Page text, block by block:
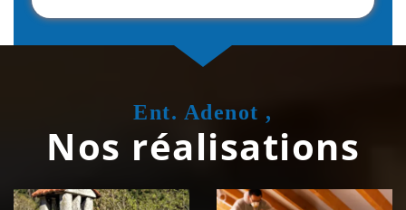
Ent. Adenot ,
Nos réalisations
Couvreur
Isolation de